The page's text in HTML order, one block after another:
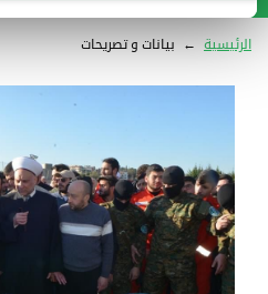
الرئيسية ← بيانات و تصريحات